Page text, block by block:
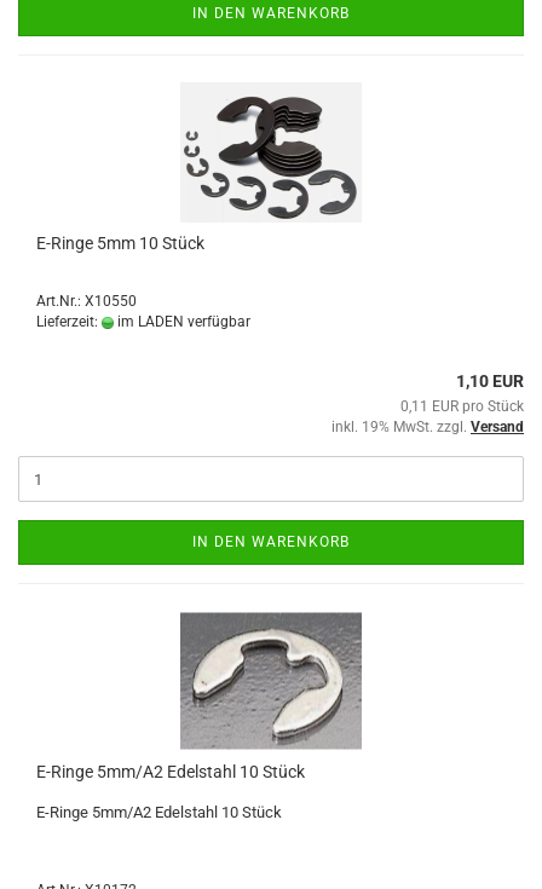
IN DEN WARENKORB
E-Ringe 5mm 10 Stück
Art.Nr.: X10550
Lieferzeit:
im LADEN verfügbar
1,10 EUR
0,11 EUR pro Stück
inkl. 19% MwSt. zzgl. Versand
IN DEN WARENKORB
E-Ringe 5mm/A2 Edelstahl 10 Stück
E-Ringe 5mm/A2 Edelstahl 10 Stück